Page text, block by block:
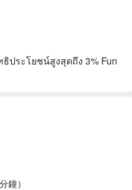
ประโยชน์สูงสุดถึง 3% Fun
鐘）